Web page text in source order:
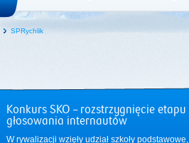
SPRychlik
Konkurs SKO – rozstrzygnięcie
głosowania internautów
W rywalizacji wzięły udział szkoły